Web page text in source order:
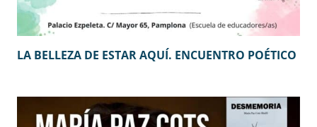
LA BELLEZA DE ESTAR AQUÍ. ENCUENTRO POÉTICO